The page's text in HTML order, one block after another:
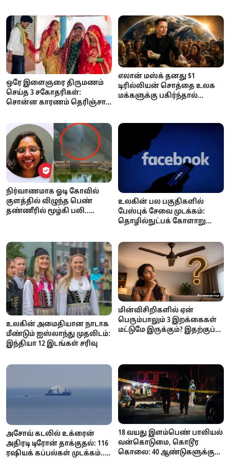
ஒரே இளைஞரை திருமணம்
செய்த 3 சகோதரிகள்:
சொன்ன காரணம் தெரிஞ்சா
எலான் மஸ்க் தனது $1
டிரில்லியன் சொத்தை உலக
மக்களுக்கு பகிர்ந்தால்
வைக்கும் கணக்குகள்!
நிர்வாணமாக ஓடி கோவில்
குளத்தில் விழுந்த பெண்
தண்ணீரில் மூழ்கி பலி..
உலகின் பல பகுதிகளில்
பேஸ்புக் சேவை முடக்கம்:
தொழில்நுட்பக் கோளாறு
அதிகாரப்பூர்வ தகவல்!
உலகின் அமைதியான நாடாக
மீண்டும் ஐஸ்லாந்து முதலிடம்:
இந்தியா 12 இடங்கள் சரிவு
மின்விசிறிகளில் ஏன்
பெரும்பாலும் 3 இறக்கைகள்
மட்டுமே இருக்கும்? இதற்குப்
அசோவ் கடலில் உக்ரைன்
அதிரடி டிரோன் தாக்குதல்: 116
ரஷியக் கப்பல்கள் முடக்கம்..
18 வயது இளம்பெண் பாலியல்
வன்கொடுமை, கொடூர
கொலை: 40 ஆண்டுகளுக்குப்